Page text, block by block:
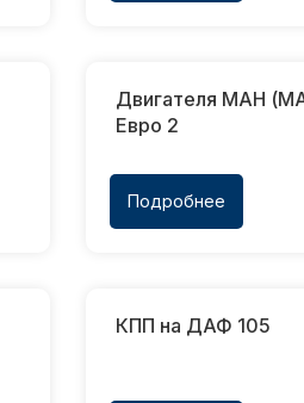
Двигателя МАН
Евро 2
Подробнее
КПП на ДАФ 105